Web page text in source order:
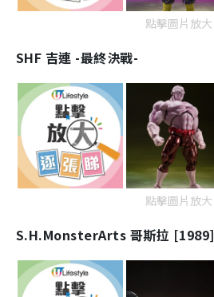
點擊圖片放大
SHF 吉連 -最終決戰-
點擊圖片放大
S.H.MonsterArts 哥斯拉 [1989]